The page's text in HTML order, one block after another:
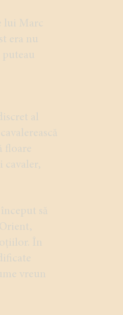
lui Marc
era nu
al
floare
cavaler,
să
În
vreun